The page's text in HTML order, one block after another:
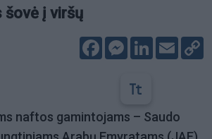
šovė į viršų
FacebookMessenger
LinkedIn
Email
naftos gamintojams – Saudo